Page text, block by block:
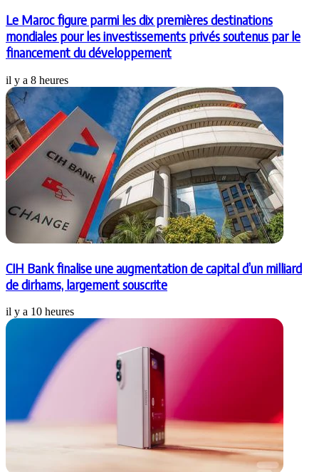
Le Maroc figure parmi les dix premières destinations
mondiales pour les investissements privés soutenus par le
financement du développement
il y a 8 heures
CIH Bank finalise une augmentation de capital d’un milliard
de dirhams, largement souscrite
il y a 10 heures